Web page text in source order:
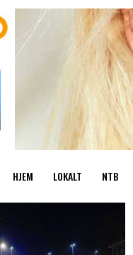
HJEM LOKALT NTB